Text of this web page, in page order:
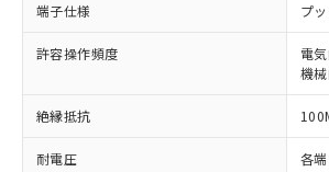
端子仕様 プ
許容操作頻度
電
機
絶縁抵抗
耐電圧
各
本サービスは、当社制御機
商品の当社在庫状況および
(税抜)を提供させていただ
当社制御機器事業取扱商品
本サービスの対象外となる
ことをご了承ください。
調査・確認中：EU RoHS指令（
非含有の対応状況を調査中また
商品です。
非該当品：ライセンス料など無
仕入先様の事情により、非含有
いたものが、含有品と判明した
「○」：最大均質材料含有率が
基準値以下であることを示しま
「×」：最大均質材料含有率が
基準値を超えていることを示しま
当社は、これら貴社製品の